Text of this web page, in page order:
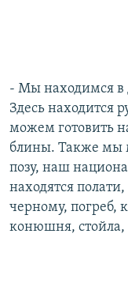
- Мы находимся в
Здесь находится
можем готовить
блины. Также мы
позу, наш
находятся
черному, погреб,
конюшня,